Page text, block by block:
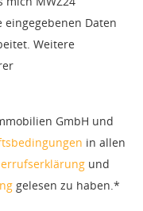
Daten
Weitere
GmbH und
in allen
und
gelesen zu haben.*